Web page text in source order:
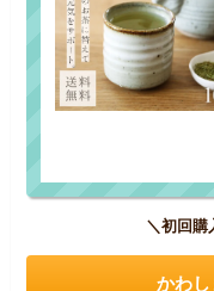
＼初回購
かわ